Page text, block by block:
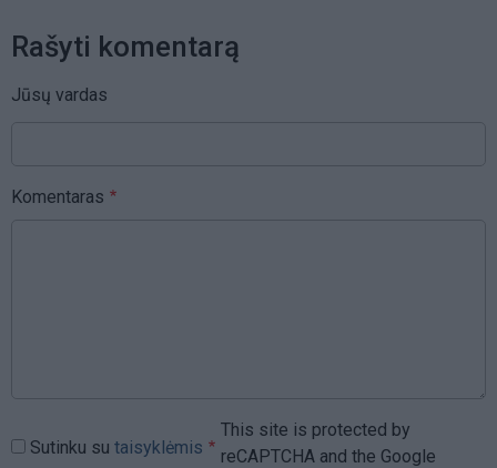
Rašyti komentarą
Jūsų vardas
Komentaras
Sutinku su taisyklėmis
This site is protected by
reCAPTCHA and the Google